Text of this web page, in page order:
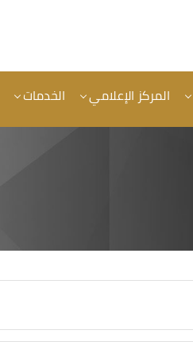
المركز الإعلامي الخدمات